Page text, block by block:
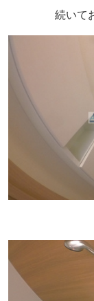
続いて